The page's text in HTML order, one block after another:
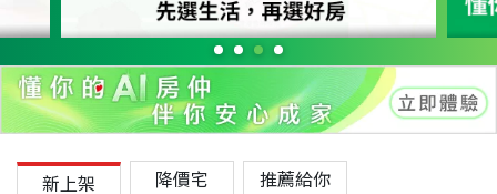
新上架 降價宅 推薦給你